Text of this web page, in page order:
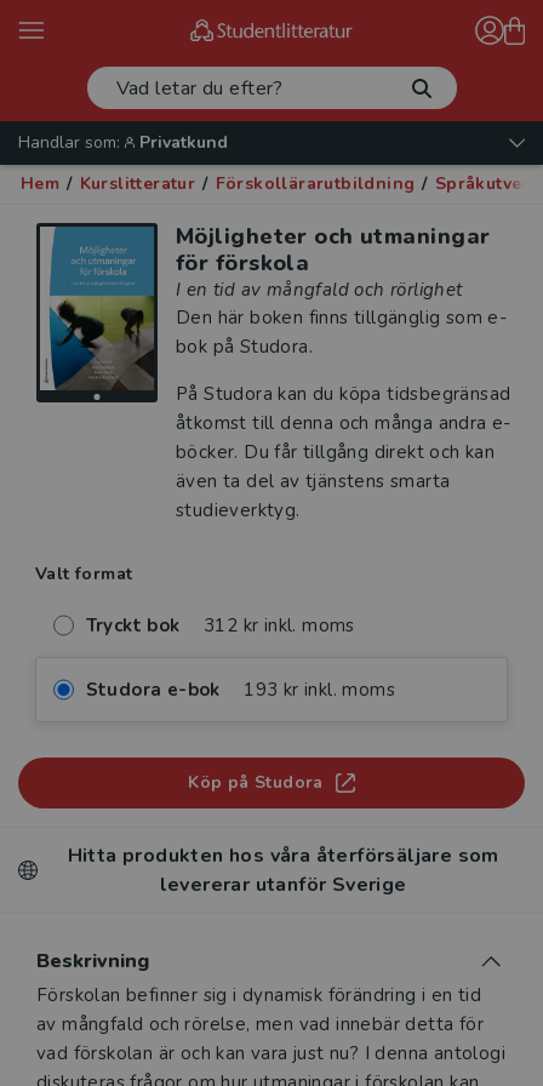
Handlar som:
Privatkund
Hem / Kurslitteratur / Förskollärarutbildning /
Möjligheter och utmaningar
för förskola
I en tid av mångfald och rörlighet
Den här boken finns tillgänglig som e-
bok på Studora.
På Studora kan du köpa tidsbegränsad
åtkomst till denna och många andra e-
böcker. Du får tillgång direkt och kan
även ta del av tjänstens smarta
studieverktyg.
Valt format
Tryckt bok 312 kr inkl. moms
Studora e-bok 193 kr inkl. moms
Köp på Studora
Hitta produkten hos våra återförsäljare som
levererar utanför Sverige
Beskrivning
Beskrivning
Förskolan befinner sig i dynamisk förändring i en tid
av mångfald och rörelse, men vad innebär detta för
vad förskolan är och kan vara just nu? I denna antologi